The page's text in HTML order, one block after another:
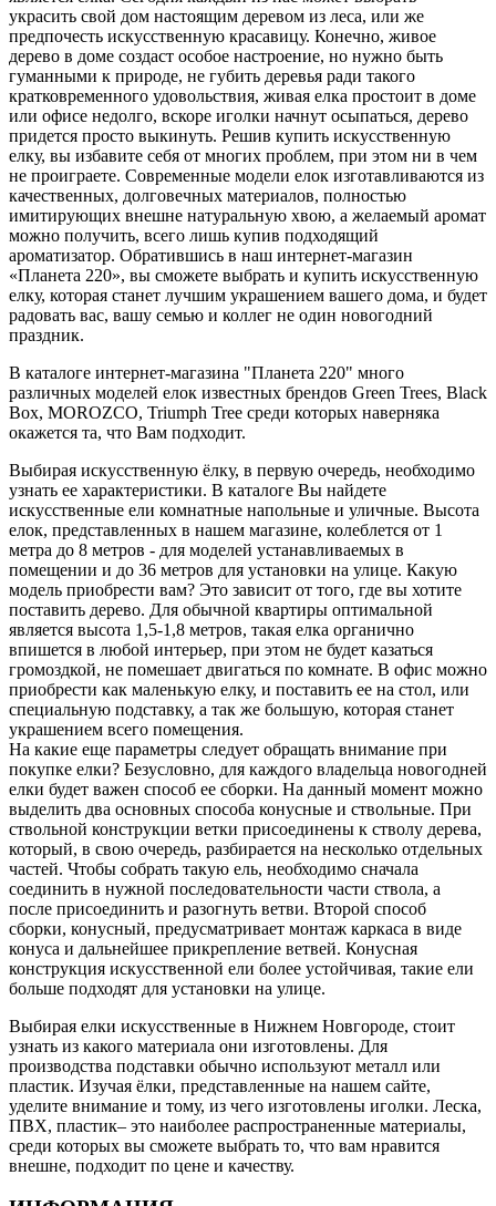
украсить свой дом настоящим деревом из леса, или же
предпочесть искусственную красавицу. Конечно, живое
дерево в доме создаст особое настроение, но нужно быть
гуманными к природе, не губить деревья ради такого
кратковременного удовольствия, живая елка простоит в доме
или офисе недолго, вскоре иголки начнут осыпаться, дерево
придется просто выкинуть. Решив купить искусственную
елку, вы избавите себя от многих проблем, при этом ни в чем
не проиграете. Современные модели елок изготавливаются из
качественных, долговечных материалов, полностью
имитирующих внешне натуральную хвою, а желаемый аромат
можно получить, всего лишь купив подходящий
ароматизатор. Обратившись в наш интернет-магазин
«Планета 220», вы сможете выбрать и купить искусственную
елку, которая станет лучшим украшением вашего дома, и будет
радовать вас, вашу семью и коллег не один новогодний
праздник.
В каталоге интернет-магазина "Планета 220" много
различных моделей елок известных брендов Green Trees, Black
Box, MOROZCO, Triumph Tree среди которых наверняка
окажется та, что Вам подходит.
Выбирая искусственную ёлку, в первую очередь, необходимо
узнать ее характеристики. В каталоге Вы найдете
искусственные ели комнатные напольные и уличные. Высота
елок, представленных в нашем магазине, колеблется от 1
метра до 8 метров - для моделей устанавливаемых в
помещении и до 36 метров для установки на улице. Какую
модель приобрести вам? Это зависит от того, где вы хотите
поставить дерево. Для обычной квартиры оптимальной
является высота 1,5-1,8 метров, такая елка органично
впишется в любой интерьер, при этом не будет казаться
громоздкой, не помешает двигаться по комнате. В офис можно
приобрести как маленькую елку, и поставить ее на стол, или
специальную подставку, а так же большую, которая станет
украшением всего помещения.
На какие еще параметры следует обращать внимание при
покупке елки? Безусловно, для каждого владельца новогодней
елки будет важен способ ее сборки. На данный момент можно
выделить два основных способа конусные и ствольные. При
ствольной конструкции ветки присоединены к стволу дерева,
который, в свою очередь, разбирается на несколько отдельных
частей. Чтобы собрать такую ель, необходимо сначала
соединить в нужной последовательности части ствола, а
после присоединить и разогнуть ветви. Второй способ
сборки, конусный, предусматривает монтаж каркаса в виде
конуса и дальнейшее прикрепление ветвей. Конусная
конструкция искусственной ели более устойчивая, такие ели
больше подходят для установки на улице.
Выбирая елки искусственные в Нижнем Новгороде, стоит
узнать из какого материала они изготовлены. Для
производства подставки обычно используют металл или
пластик. Изучая ёлки, представленные на нашем сайте,
уделите внимание и тому, из чего изготовлены иголки. Леска,
ПВХ, пластик– это наиболее распространенные материалы,
среди которых вы сможете выбрать то, что вам нравится
внешне, подходит по цене и качеству.